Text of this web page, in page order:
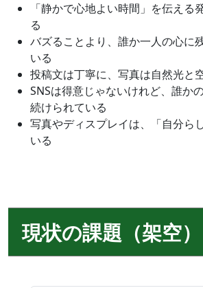
「静かで心地よい時間」を伝える
る
バズることより、誰か一人の心に
いる
投稿文は丁寧に、写真は自然光と
SNSは得意じゃないけれど、誰か
続けられている
写真やディスプレイは、「自分ら
いる
現状の課題（架空）